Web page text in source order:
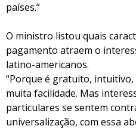
países.”
O ministro listou quais
pagamento atraem o
latino-americanos.
“Porque é gratuito, intuitivo,
muita facilidade. Mas
particulares se sentem
universalização, com essa